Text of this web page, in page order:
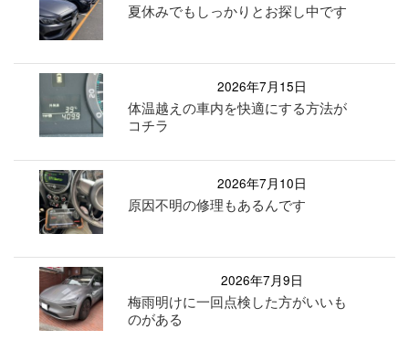
夏休みでもしっかりとお探し中です
2026年7月15日
体温越えの車内を快適にする方法が
コチラ
2026年7月10日
原因不明の修理もあるんです
2026年7月9日
梅雨明けに一回点検した方がいいも
のがある